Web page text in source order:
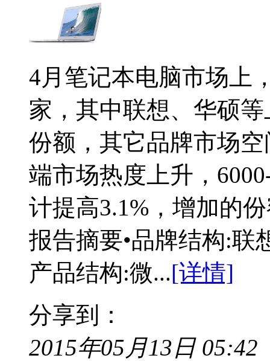
4月笔记本电脑市场上
家，其中联想、华硕
份额，其它品牌市场
端市场热度上升，
计提高3.1%，增加的
报告摘要•品牌结构:联
产品结构:微...[详情]
分享到：
2015年05月13日 05:42